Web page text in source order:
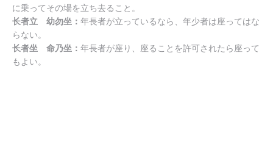
に乗ってその場を立ち去ること。
长者立 幼勿坐 ：年長者が立っているなら、年少者は座ってはな
らない。
长者坐 命乃坐 ：年長者が座り、座ることを許可されたら座って
もよい。